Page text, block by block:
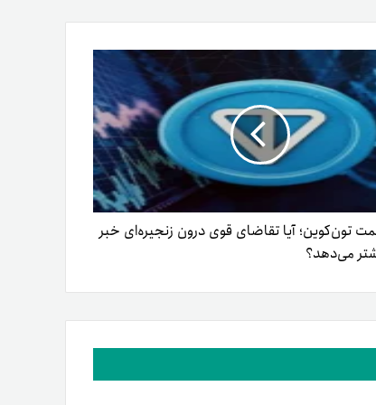
تون‌کوین؛ آیا تقاضای قوی درون زنجیره‌ای خبر
می‌دهد؟